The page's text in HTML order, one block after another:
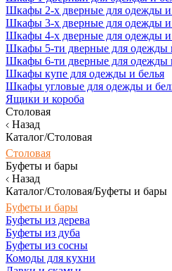
Шкафы 2-х дверные для одежды и
Шкафы 3-х дверные для одежды и
Шкафы 4-х дверные для одежды и
Шкафы 5-ти дверные для одежды
Шкафы 6-ти дверные для одежды
Шкафы купе для одежды и белья
Шкафы угловые для одежды и
Ящики и короба
Столовая
Назад
Каталог/Столовая
Столовая
Буфеты и бары
Назад
Каталог/Столовая/Буфеты и бары
Буфеты и бары
Буфеты из дерева
Буфеты из дуба
Буфеты из сосны
Комоды для кухни